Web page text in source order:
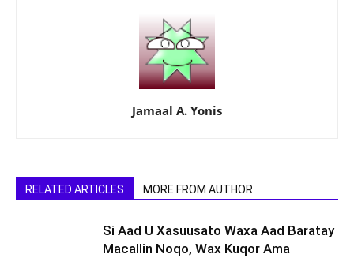
Jamaal A. Yonis
RELATED ARTICLES MORE FROM AUTHOR
Si Aad U Xasuusato Waxa Aad Baratay
Macallin Noqo, Wax Kuqor Ama